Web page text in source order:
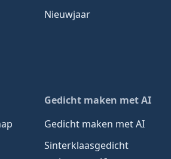
Nieuwjaar
Gedicht maken met AI
Gedicht maken met AI
Sinterklaasgedicht